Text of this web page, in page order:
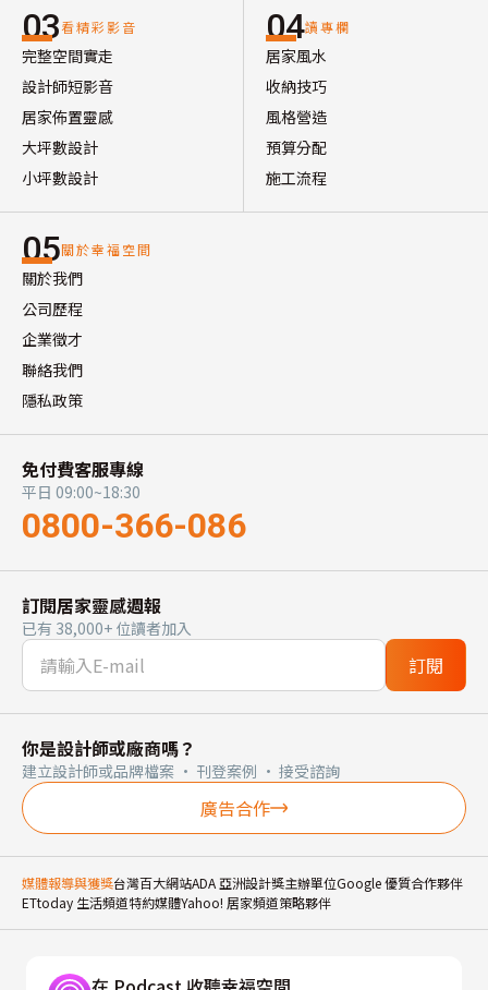
03看精彩影音
完整空間實走
設計師短影音
居家佈置靈感
大坪數設計
小坪數設計
04讀專欄
居家風水
收納技巧
風格營造
預算分配
施工流程
05關於幸福空間
關於我們
公司歷程
企業徵才
聯絡我們
隱私政策
免付費客服專線
平日 09:00~18:30
0800-366-086
訂閱居家靈感週報
已有 38,000+ 位讀者加入
訂閱
你是設計師或廠商嗎？
建立設計師或品牌檔案 · 刊登案例 · 接受諮詢
廣告合作
媒體報導與獲獎台灣百大網站ADA 亞洲設計獎主辦單位Google 優質合作夥伴
ETtoday 生活頻道特約媒體Yahoo! 居家頻道策略夥伴